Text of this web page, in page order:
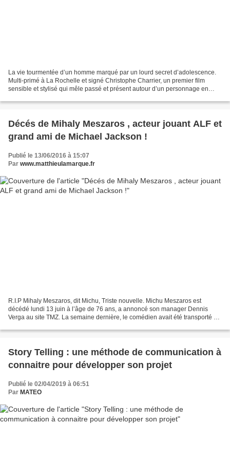
La vie tourmentée d’un homme marqué par un lourd secret d’adolescence.
Multi-primé à La Rochelle et signé Christophe Charrier, un premier film
sensible et stylisé qui mêle passé et présent autour d’un personnage en
Décés de Mihaly Meszaros , acteur jouant ALF et
grand ami de Michael Jackson !
Publié le 13/06/2016 à 15:07
Par www.matthieulamarque.fr
R.I.P Mihaly Meszaros, dit Michu, Triste nouvelle. Michu Meszaros est
décédé lundi 13 juin à l’âge de 76 ans, a annoncé son manager Dennis
Verga au site TMZ. La semaine dernière, le comédien avait été transporté à
Story Telling : une méthode de communication à
connaitre pour développer son projet
Publié le 02/04/2019 à 06:51
Par MATEO